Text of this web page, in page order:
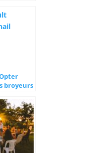
broyeurs